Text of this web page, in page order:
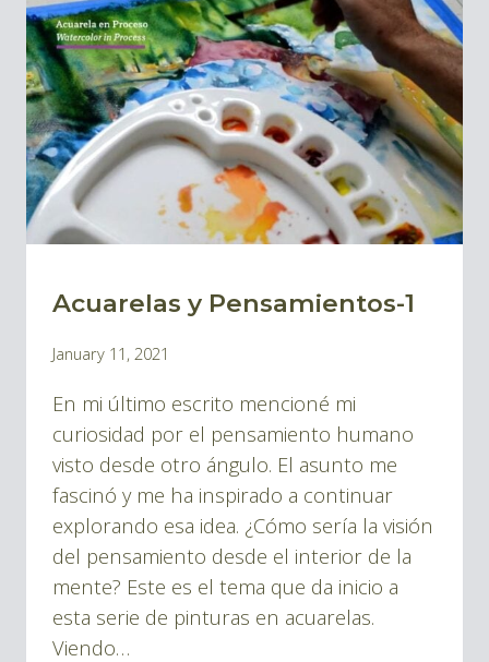
BLOG
BLOG
ACUARELAS
Acuarelas y Pensamientos-1
By
Montes
January 11, 2021
En mi último escrito mencioné mi
curiosidad por el pensamiento humano
visto desde otro ángulo. El asunto me
fascinó y me ha inspirado a continuar
explorando esa idea. ¿Cómo sería la visión
del pensamiento desde el interior de la
mente? Este es el tema que da inicio a
esta serie de pinturas en acuarelas.
Viendo…